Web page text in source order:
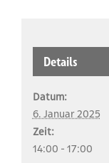
Details
Datum:
6. Januar 2025
Zeit:
14:00 - 17:00